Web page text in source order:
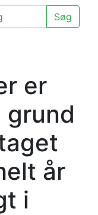
Søg
er
grund
år
i